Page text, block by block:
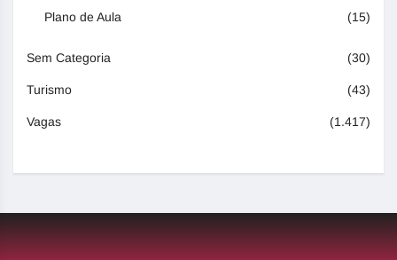
Plano de Aula (15)
Sem Categoria (30)
Turismo (43)
Vagas (1.417)